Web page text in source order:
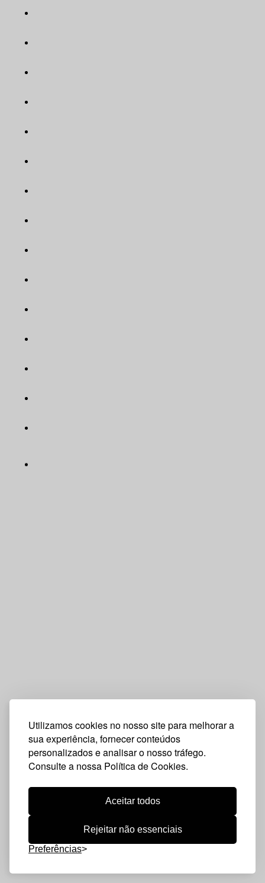
Utilizamos cookies no nosso site para melhorar a
sua experiência, fornecer conteúdos
personalizados e analisar o nosso tráfego.
Consulte a nossa Política de Cookies.
Aceitar todos
Rejeitar não essenciais
Preferências